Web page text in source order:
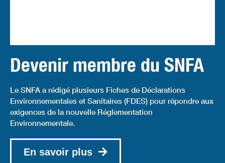
Devenir membre du SNFA
Le SNFA a rédigé plusieurs Fiches de Déclarations
Environnementales et Sanitaires (FDES) pour répondre aux
exigences de la nouvelle Réglementation
Environnementale.
En savoir plus